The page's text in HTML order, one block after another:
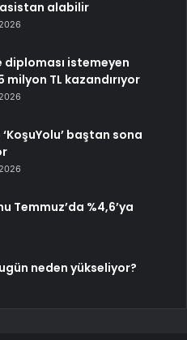
alabilir
diploması istemeyen
milyon TL kazandırıyor
‘KoşuYolu’ baştan sona
Temmuz’da %4,6’ya
neden yükseliyor?